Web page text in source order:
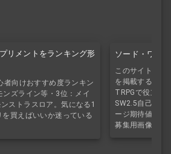
リメントをランキング形
者向けおすすめ度ランキン
ンズライン等・3位：メイ
ストラスロア。気になる1
買えばいいか迷っている
ソード・ワー
このサイトで公
を掲載するペー
TRPGで役立つ
SW2.5自己紹介
ージ期待値シミ
募集用画像作成